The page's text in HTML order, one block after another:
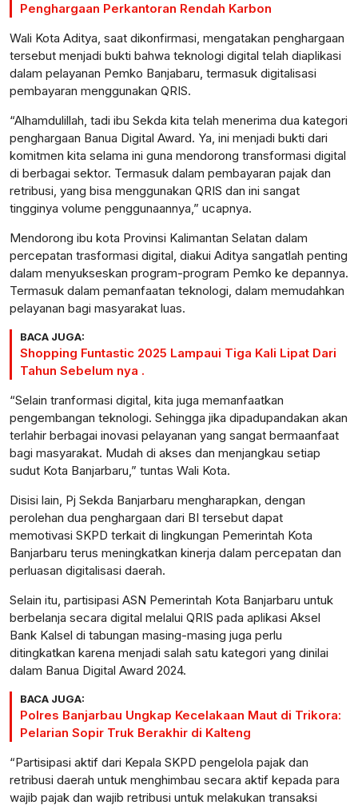
Penghargaan Perkantoran Rendah Karbon
Wali Kota Aditya, saat dikonfirmasi, mengatakan penghargaan
tersebut menjadi bukti bahwa teknologi digital telah diaplikasi
dalam pelayanan Pemko Banjabaru, termasuk digitalisasi
pembayaran menggunakan QRIS.
“Alhamdulillah, tadi ibu Sekda kita telah menerima dua kategori
penghargaan Banua Digital Award. Ya, ini menjadi bukti dari
komitmen kita selama ini guna mendorong transformasi digital
di berbagai sektor. Termasuk dalam pembayaran pajak dan
retribusi, yang bisa menggunakan QRIS dan ini sangat
tingginya volume penggunaannya,” ucapnya.
Mendorong ibu kota Provinsi Kalimantan Selatan dalam
percepatan trasformasi digital, diakui Aditya sangatlah penting
dalam menyukseskan program-program Pemko ke depannya.
Termasuk dalam pemanfaatan teknologi, dalam memudahkan
pelayanan bagi masyarakat luas.
BACA JUGA:
Shopping Funtastic 2025 Lampaui Tiga Kali Lipat Dari
Tahun Sebelum nya .
“Selain tranformasi digital, kita juga memanfaatkan
pengembangan teknologi. Sehingga jika dipadupandakan akan
terlahir berbagai inovasi pelayanan yang sangat bermaanfaat
bagi masyarakat. Mudah di akses dan menjangkau setiap
sudut Kota Banjarbaru,” tuntas Wali Kota.
Disisi lain, Pj Sekda Banjarbaru mengharapkan, dengan
perolehan dua penghargaan dari BI tersebut dapat
memotivasi SKPD terkait di lingkungan Pemerintah Kota
Banjarbaru terus meningkatkan kinerja dalam percepatan dan
perluasan digitalisasi daerah.
Selain itu, partisipasi ASN Pemerintah Kota Banjarbaru untuk
berbelanja secara digital melalui QRIS pada aplikasi Aksel
Bank Kalsel di tabungan masing-masing juga perlu
ditingkatkan karena menjadi salah satu kategori yang dinilai
dalam Banua Digital Award 2024.
BACA JUGA:
Polres Banjarbau Ungkap Kecelakaan Maut di Trikora:
Pelarian Sopir Truk Berakhir di Kalteng
“Partisipasi aktif dari Kepala SKPD pengelola pajak dan
retribusi daerah untuk menghimbau secara aktif kepada para
wajib pajak dan wajib retribusi untuk melakukan transaksi